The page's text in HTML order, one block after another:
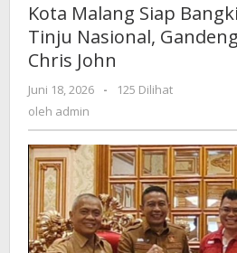
Kota Malang Siap
Tinju Nasional,
Chris John
Juni 18, 2026
oleh
-
125 Dilihat
oleh admin